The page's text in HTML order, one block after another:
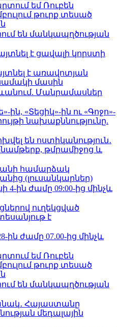
եմ Ռուբեն
թուրք տեսած
են մանկապղծության
է ցավալի կորստի
է առավոտյան
մասին
Մանրամասներ
ին, «Տեցիկ»-ին ու «Գոջո»-
նախաքննությունը.
են ոստիկանություն․
թմրամիջոց և
համարձակ
(լուսանկարներ)
4-ին ժամը 09:00-ից մինչև
ուղեկցված
է
ին ժամը 07.00-ից մինչև
եմ Ռուբեն
թուրք տեսած
են մանկապղծության
Հայաստանը
մեդալային